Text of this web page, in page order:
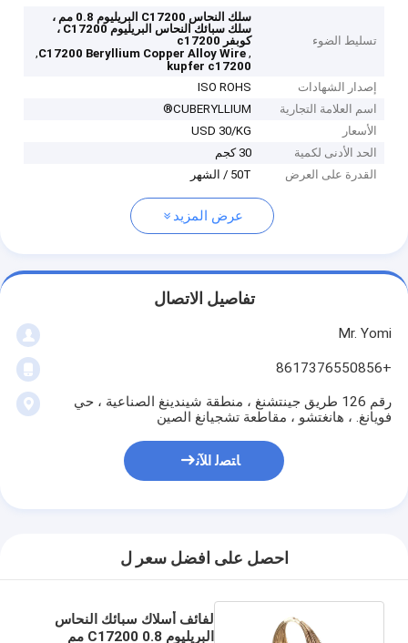
تسليط الضوء
سلك النحاس C17200 البريليوم 0.8 مم ،
سلك سبائك النحاس البريليوم C17200 ،
كوبفر c17200
,
C17200 Beryllium Copper Alloy Wire
,
kupfer c17200
إصدار الشهادات
ISO ROHS
اسم العلامة التجارية
CUBERYLLIUM®
الأسعار
USD 30/KG
الحد الأدنى لكمية
30 كجم
القدرة على العرض
50T / الشهر
عرض المزيد
تفاصيل الاتصال
Mr. Yomi
+8617376550856
رقم 126 طريق جينتشنغ ، منطقة شيندينغ الصناعية ، حي
فويانغ. ، هانغتشو ، مقاطعة تشجيانغ الصين
ﺎﺘﺼﻟ ﺍﻶﻧ
احصل على افضل سعر ل
لفائف أسلاك سبائك النحاس
البريليوم C17200 0.8 مم